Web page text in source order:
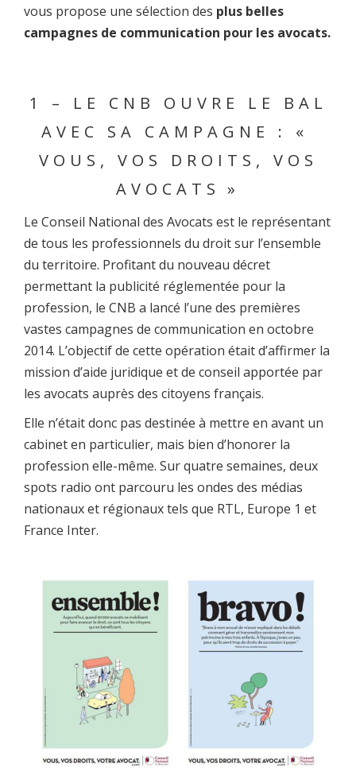
vous propose une sélection des plus belles
campagnes de communication pour les avocats.
1 – LE CNB OUVRE LE BAL
AVEC SA CAMPAGNE : «
VOUS, VOS DROITS, VOS
AVOCATS »
Le Conseil National des Avocats est le représentant
de tous les professionnels du droit sur l’ensemble
du territoire. Profitant du nouveau décret
permettant la publicité réglementée pour la
profession, le CNB a lancé l’une des premières
vastes campagnes de communication en octobre
2014. L’objectif de cette opération était d’affirmer la
mission d’aide juridique et de conseil apportée par
les avocats auprès des citoyens français.
Elle n’était donc pas destinée à mettre en avant un
cabinet en particulier, mais bien d’honorer la
profession elle-même. Sur quatre semaines, deux
spots radio ont parcouru les ondes des médias
nationaux et régionaux tels que RTL, Europe 1 et
France Inter.